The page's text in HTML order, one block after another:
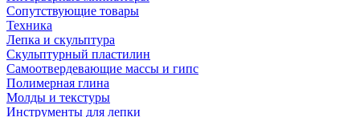
Сопутствующие товары
Техника
Лепка и скульптура
Скульптурный пластилин
Самоотвердевающие массы и гипс
Полимерная глина
Молды и текстуры
Инструменты для лепки